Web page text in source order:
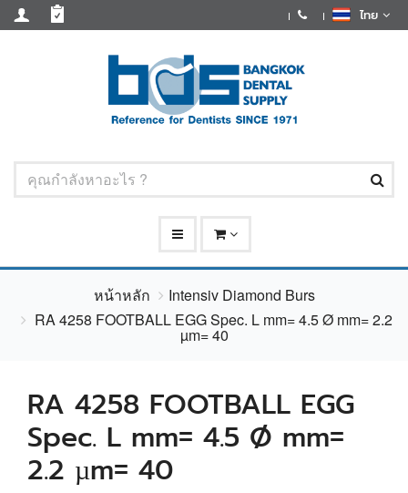
ไทย
หน้าหลัก
Intensiv Diamond Burs
RA 4258 FOOTBALL EGG Spec. L mm= 4.5 Ø mm= 2.2
µm= 40
RA 4258 FOOTBALL EGG
Spec. L mm= 4.5 Ø mm=
2.2 µm= 40